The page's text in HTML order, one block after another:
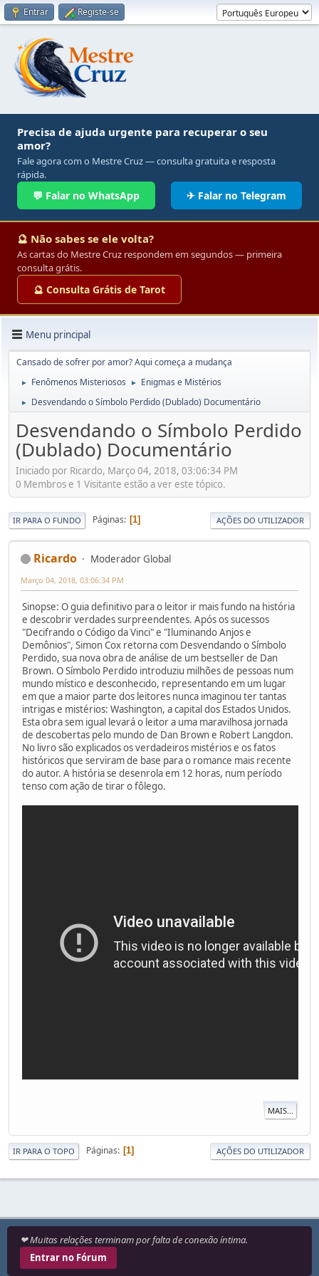
Entrar Registe-se
Precisa de ajuda urgente para recuperar o seu
amor?
Fale agora com o Mestre Cruz — consulta gratuita e resposta
rápida.
💬 Falar no WhatsApp ✈ Falar no Telegram
🔮 Não sabes se ele volta?
As cartas do Mestre Cruz respondem em segundos — primeira
consulta grátis.
🔮 Consulta Grátis de Tarot
Menu principal
Cansado de sofrer por amor? Aqui começa a mudança
► Fenômenos Misteriosos ► Enigmas e Mistérios
► Desvendando o Símbolo Perdido (Dublado) Documentário
Desvendando o Símbolo Perdido
(Dublado) Documentário
Iniciado por Ricardo, Março 04, 2018, 03:06:34 PM
0 Membros e 1 Visitante estão a ver este tópico.
IR PARA O FUNDO Páginas 1 AÇÕES DO UTILIZADOR
Ricardo Moderador Global
Março 04, 2018, 03:06:34 PM
Sinopse: O guia definitivo para o leitor ir mais fundo na história
e descobrir verdades surpreendentes. Após os sucessos
"Decifrando o Código da Vinci" e "Iluminando Anjos e
Demônios", Simon Cox retorna com Desvendando o Símbolo
Perdido, sua nova obra de análise de um bestseller de Dan
Brown. O Símbolo Perdido introduziu milhões de pessoas num
mundo místico e desconhecido, representando em um lugar
em que a maior parte dos leitores nunca imaginou ter tantas
intrigas e mistérios: Washington, a capital dos Estados Unidos.
Esta obra sem igual levará o leitor a uma maravilhosa jornada
de descobertas pelo mundo de Dan Brown e Robert Langdon.
No livro são explicados os verdadeiros mistérios e os fatos
históricos que serviram de base para o romance mais recente
do autor. A história se desenrola em 12 horas, num período
tenso com ação de tirar o fôlego.
MAIS...
IR PARA O TOPO Páginas 1 AÇÕES DO UTILIZADOR
❤ Muitas relações terminam por falta de conexão íntima.
Entrar no Fórum